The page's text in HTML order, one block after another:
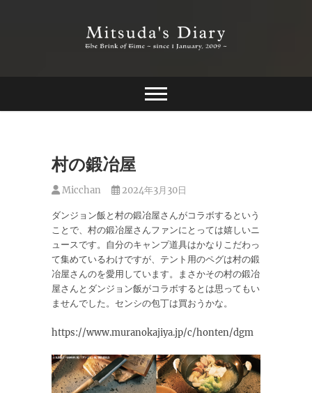
Mitsuda's Diary
村の鍛冶屋
Micchan 2024年3月30日
ダンジョン飯と村の鍛冶屋さんがコラボするという
ことで、村の鍛冶屋さんファンにとっては嬉しいニ
ュースです。自分のキャンプ道具はかなりこだわっ
て集めているわけですが、テント用のペグは村の鍛
冶屋さんのを愛用しています。まさかその村の鍛冶
屋さんとダンジョン飯がコラボするとは思ってもい
ませんでした。センシの包丁は買おうかな。
https://www.muranokajiya.jp/c/honten/dgm